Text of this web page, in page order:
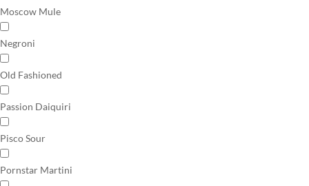
Moscow Mule
Negroni
Old Fashioned
Passion Daiquiri
Pisco Sour
Pornstar Martini